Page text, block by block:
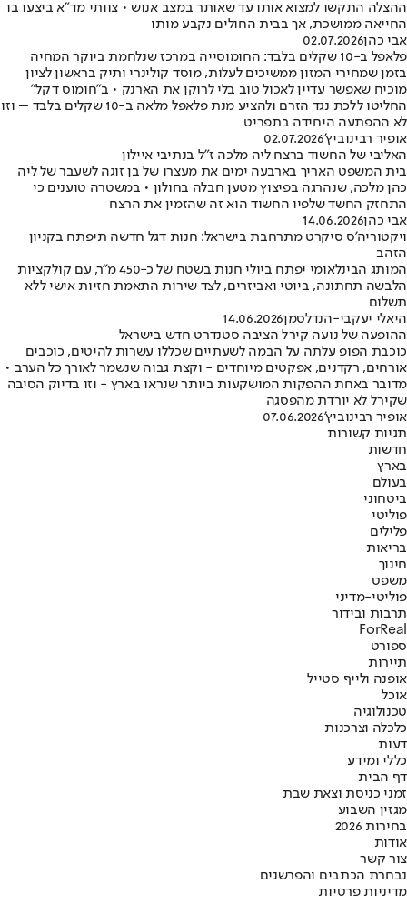
ההצלה התקשו למצוא אותו עד שאותר במצב אנוש • צוותי מד"א ביצעו בו
החייאה ממושכת, אך בבית החולים נקבע מותו
אבי כהן02.07.2026
פלאפל ב-10 שקלים בלבד: החומוסייה במרכז שנלחמת ביוקר המחיה
בזמן שמחירי המזון ממשיכים לעלות, מוסד קולינרי ותיק בראשון לציון
מוכיח שאפשר עדיין לאכול טוב בלי לרוקן את הארנק • ב"חומוס דקל"
החליטו ללכת נגד הזרם ולהציע מנת פלאפל מלאה ב-10 שקלים בלבד – וזו
לא ההפתעה היחידה בתפריט
אופיר רבינוביץ'02.07.2026
האליבי של החשוד ברצח ליה מלכה ז"ל בנתיבי איילון
בית המשפט האריך בארבעה ימים את מעצרו של בן זוגה לשעבר של ליה
כהן מלכה, שנהרגה בפיצוץ מטען חבלה בחולון • במשטרה טוענים כי
התחזק החשד שלפיו החשוד הוא זה שהזמין את הרצח
אבי כהן14.06.2026
ויקטוריה'ס סיקרט מתרחבת בישראל: חנות דגל חדשה תיפתח בקניון
הזהב
המותג הבינלאומי יפתח ביולי חנות בשטח של כ-450 מ"ר, עם קולקציות
הלבשה תחתונה, ביוטי ואביזרים, לצד שירות התאמת חזיות אישי ללא
תשלום
היאלי יעקבי-הנדלסמן14.06.2026
ההופעה של נועה קירל הציבה סטנדרט חדש בישראל
כוכבת הפופ עלתה על הבמה לשעתיים שכללו עשרות להיטים, כוכבים
אורחים, רקדנים, אפקטים מיוחדים - וקצת גבוה שנשמר לאורך כל הערב •
מדובר באחת ההפקות המושקעות ביותר שנראו בארץ - וזו בדיוק הסיבה
שקירל לא יורדת מהפסגה
אופיר רבינוביץ'07.06.2026
תגיות קשורות
חדשות
בארץ
בעולם
ביטחוני
פוליטי
פלילים
בריאות
חינוך
משפט
פוליטי-מדיני
תרבות ובידור
ForReal
ספורט
תיירות
אופנה ולייף סטייל
אוכל
טכנולוגיה
כלכלה וצרכנות
דעות
כללי ומידע
דף הבית
זמני כניסת וצאת שבת
מגזין השבוע
בחירות 2026
אודות
צור קשר
נבחרת הכתבים והפרשנים
מדיניות פרטיות